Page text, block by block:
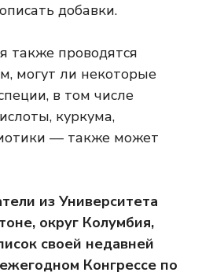
добавки.
также проводятся
могут ли некоторые
в том числе
, куркума,
— также может
из Университета
округ Колумбия,
своей недавней
Конгрессе по